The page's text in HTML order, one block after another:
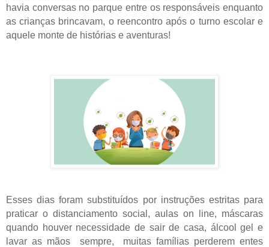
havia conversas no parque entre os responsáveis enquanto
as crianças brincavam, o reencontro após o turno escolar e
aquele monte de histórias e aventuras!
Esses dias foram substituídos por instruções estritas para
praticar o distanciamento social, aulas on line, máscaras
quando houver necessidade de sair de casa, álcool gel e
lavar as mãos sempre, muitas famílias perderem entes